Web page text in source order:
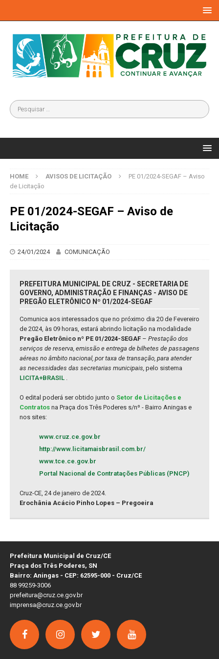
HOME AVISOS DE LICITAÇÃO
PE 01/2024-SEGAF – Aviso
de Licitação
PE 01/2024-SEGAF – Aviso de
Licitação
24/01/2024 COMUNICAÇÃO
PREFEITURA MUNICIPAL DE CRUZ - SECRETARIA DE
GOVERNO, ADMINISTRAÇÃO E FINANÇAS - AVISO DE
PREGÃO ELETRÔNICO Nº 01/2024-SEGAF
Comunica aos interessados que no próximo dia 20 de Fevereiro
de 2024, às 09 horas, estará abrindo licitação na modalidade
Pregão Eletrônico nº PE 01/2024-SEGAF – Prestação dos
serviços de reserva, emissão e entrega de bilhetes de passagens
aéreas no âmbito nacional, por taxa de transação, para atender
as necessidades das secretarias municipais, pelo sistema
LICITA+BRASIL .
O edital poderá ser obtido junto o Setor de Licitações e
Contratos na Praça dos Três Poderes s/nº - Bairro Aningas e
nos sites:
www.cruz.ce.gov.br
http://www.licitamaisbrasil.com.br/
www.tce.ce.gov.br
Portal Nacional de Contratações Públicas (PNCP)
Cruz-CE, 24 de janeiro de 2024.
Erochânia Acácio Pinho Lopes – Pregoeira
Prefeitura Municipal de Cruz/CE
Praça dos Três Poderes, SN
Bairro: Aningas - CEP: 62595-000 - Cruz/CE
88 99259-3006
prefeitura@cruz.ce.gov.br
imprensa@cruz.ce.gov.br